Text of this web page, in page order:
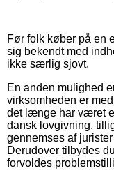
Før folk køber på en
sig bekendt med
ikke særlig sjovt.
En anden mulighed
virksomheden er
det længe har været
dansk lovgivning,
gennemses af
Derudover tilbydes
forvoldes